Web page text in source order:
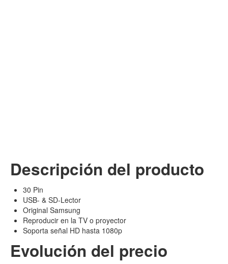
Descripción del producto
30 Pin
USB- & SD-Lector
Original Samsung
Reproducir en la TV o proyector
Soporta señal HD hasta 1080p
Evolución del precio